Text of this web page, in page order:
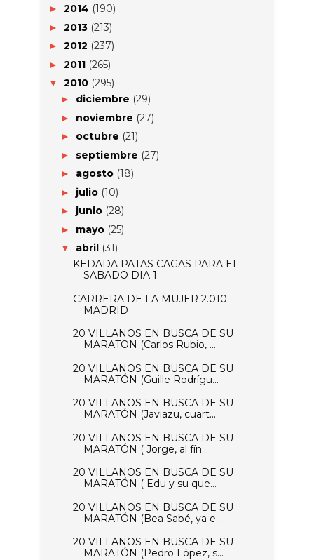
► 2014 (190)
► 2013 (213)
► 2012 (237)
► 2011 (265)
▼ 2010 (295)
► diciembre (29)
► noviembre (27)
► octubre (21)
► septiembre (27)
► agosto (18)
► julio (10)
► junio (28)
► mayo (25)
▼ abril (31)
KEDADA PATAS CAGAS PARA EL
SABADO DIA 1
CARRERA DE LA MUJER 2.010
MADRID
20 VILLANOS EN BUSCA DE SU
MARATON (Carlos Rubio, ...
20 VILLANOS EN BUSCA DE SU
MARATÓN (Guille Rodrígu...
20 VILLANOS EN BUSCA DE SU
MARATÓN (Javiazu, cuart...
20 VILLANOS EN BUSCA DE SU
MARATÓN ( Jorge, al fín...
20 VILLANOS EN BUSCA DE SU
MARATÓN ( Edu y su que...
20 VILLANOS EN BUSCA DE SU
MARATÓN (Bea Sabé, ya e...
20 VILLANOS EN BUSCA DE SU
MARATÓN (Pedro López, s...